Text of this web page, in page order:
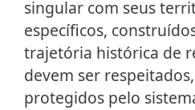
singular com seus
específicos,
trajetória histórica de
devem ser
protegidos pelo